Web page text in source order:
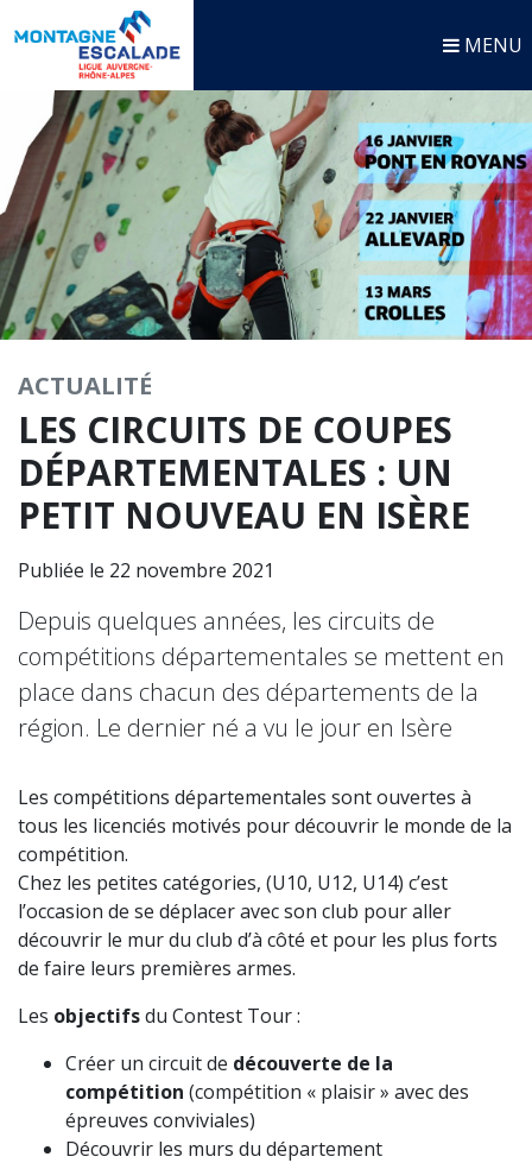
MENU
ACTUALITÉ
LES CIRCUITS DE COUPES
DÉPARTEMENTALES : UN
PETIT NOUVEAU EN ISÈRE
Publiée le 22 novembre 2021
Depuis quelques années, les circuits de
compétitions départementales se mettent en
place dans chacun des départements de la
région. Le dernier né a vu le jour en Isère
Les compétitions départementales sont ouvertes à
tous les licenciés motivés pour découvrir le monde de la
compétition.
Chez les petites catégories, (U10, U12, U14) c’est
l’occasion de se déplacer avec son club pour aller
découvrir le mur du club d’à côté et pour les plus forts
de faire leurs premières armes.
Les objectifsdu Contest Tour :
Créer un circuit de découverte de la
compétition (compétition « plaisir » avec des
épreuves conviviales)
Découvrir les murs du département